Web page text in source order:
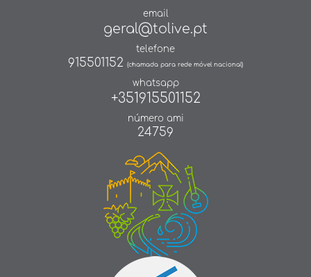
email
geral@tolive.pt
telefone
915501152 (chamada para rede móvel nacional)
whatsapp
+351915501152
número ami
24759